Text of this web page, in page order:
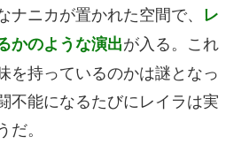
ニカが置かれた空間で、 レ
かのような演出が入る。これ
を持っているのかは謎となっ
不能になるたびにレイラは実
。